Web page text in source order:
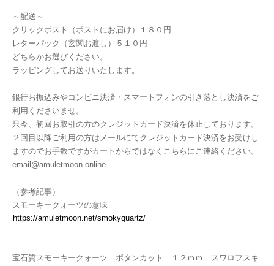
～配送～
クリックポスト（ポストにお届け）１８０円
レターパック（玄関お渡し）５１０円
どちらかお選びください。
ラッピングしてお送りいたします。
銀行お振込みやコンビニ決済・スマートフォンの引き落とし決済をご
利用くださいませ。
只今、初回お取引の方のクレジットカード決済を休止しております。
２回目以降ご利用の方はメールにてクレジットカード決済をお受けし
ますのでお手数ですがカートからではなくこちらにご連絡ください。
email@amuletmoon.online
（参考記事）
スモーキークォーツの意味
https://amuletmoon.net/smokyquartz/
宝石質スモーキークォーツ ボタンカット １２ｍｍ スワロフスキ